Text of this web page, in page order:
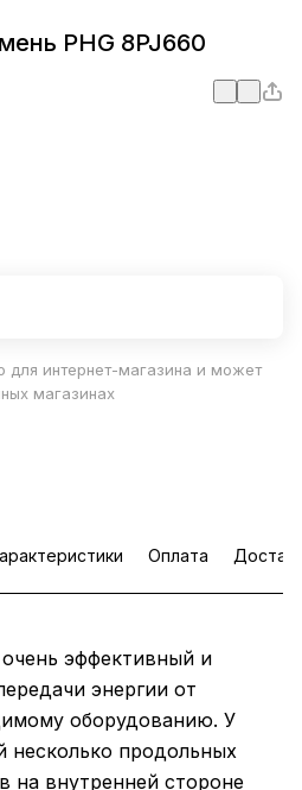
PHG 8PJ660
для интернет-магазина и может
магазинах
Оплата
эффективный и
энергии от
оборудованию. У
несколько продольных
на внутренней стороне